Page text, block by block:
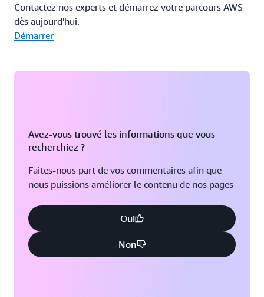
Contactez nos experts et démarrez votre parcours AWS
dès aujourd'hui.
Démarrer
Avez-vous trouvé les informations que vous
recherchiez ?
Faites-nous part de vos commentaires afin que
nous puissions améliorer le contenu de nos pages
Oui
Non